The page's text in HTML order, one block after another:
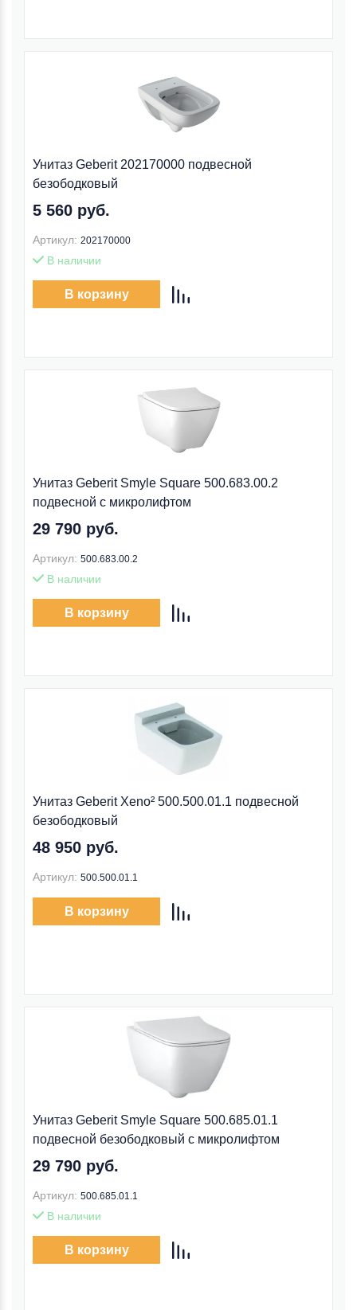
Унитаз Geberit 202170000 подвесной
безободковый
5 560 руб.
Артикул: 202170000
В наличии
В корзину
Унитаз Geberit Smyle Square 500.683.00.2
подвесной с микролифтом
29 790 руб.
Артикул: 500.683.00.2
В наличии
В корзину
Унитаз Geberit Xeno² 500.500.01.1 подвесной
безободковый
48 950 руб.
Артикул: 500.500.01.1
В корзину
Унитаз Geberit Smyle Square 500.685.01.1
подвесной безободковый с микролифтом
29 790 руб.
Артикул: 500.685.01.1
В наличии
В корзину